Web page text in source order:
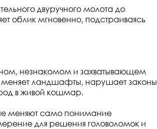
двуручного молота до
облик мгновенно, подстраиваясь
незнакомом и захватывающем
ландшафты, нарушает законы
в живой кошмар.
меняют само понимание
для решения головоломок и